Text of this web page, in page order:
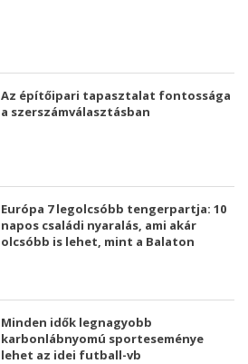
Az építőipari tapasztalat fontossága
a szerszámválasztásban
Európa 7 legolcsóbb tengerpartja: 10
napos családi nyaralás, ami akár
olcsóbb is lehet, mint a Balaton
Minden idők legnagyobb
karbonlábnyomú sporteseménye
lehet az idei futball-vb